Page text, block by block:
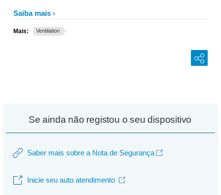
Saiba mais
Mais: Ventilation
Se ainda não registou o seu dispositivo
Saber mais sobre a Nota de Segurança
Inicie seu auto atendimento